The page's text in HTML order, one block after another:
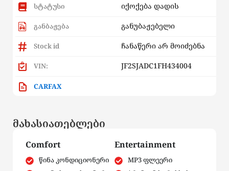
სტატუსი იქოქება დადის
განბაჟება განუბაჟებელი
Stock id ჩანაწერი არ მოიძებნა
VIN: JF2SJADC1FH434004
CARFAX
მახასიათებლები
Comfort
წინა კონდიციონერი
Entertainment
MP3 ფლეერი